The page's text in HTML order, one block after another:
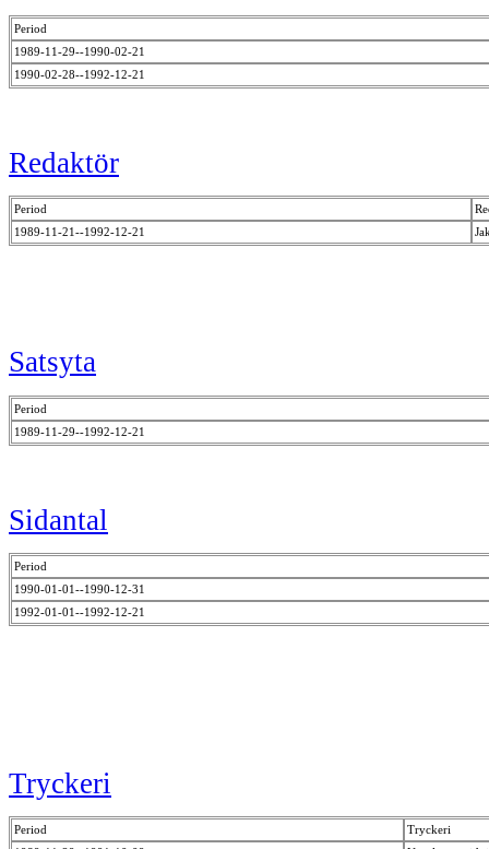
Period
1989-11-29--1990-02-21
1990-02-28--1992-12-21
Redaktör
Period
1989-11-21--1992-12-21
Satsyta
Period
1989-11-29--1992-12-21
Sidantal
Period
1990-01-01--1990-12-31
1992-01-01--1992-12-21
Tryckeri
Period
Tryckeri